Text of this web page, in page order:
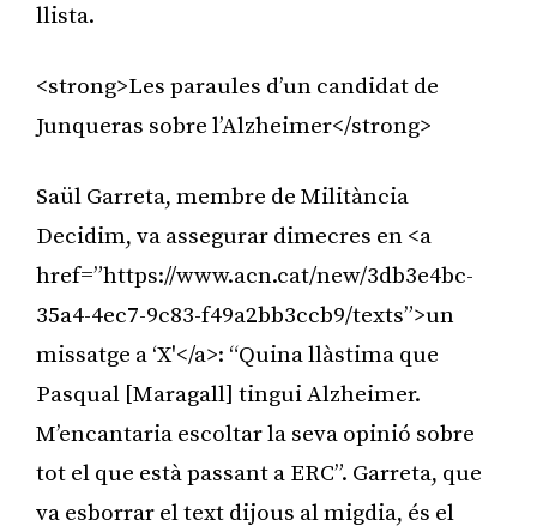
llista.
<strong>Les paraules d’un candidat de
Junqueras sobre l’Alzheimer</strong>
Saül Garreta, membre de Militància
Decidim, va assegurar dimecres en <a
href=”https://www.acn.cat/new/3db3e4bc-
35a4-4ec7-9c83-f49a2bb3ccb9/texts”>un
missatge a ‘X'</a>: “Quina llàstima que
Pasqual [Maragall] tingui Alzheimer.
M’encantaria escoltar la seva opinió sobre
tot el que està passant a ERC”. Garreta, que
va esborrar el text dijous al migdia, és el